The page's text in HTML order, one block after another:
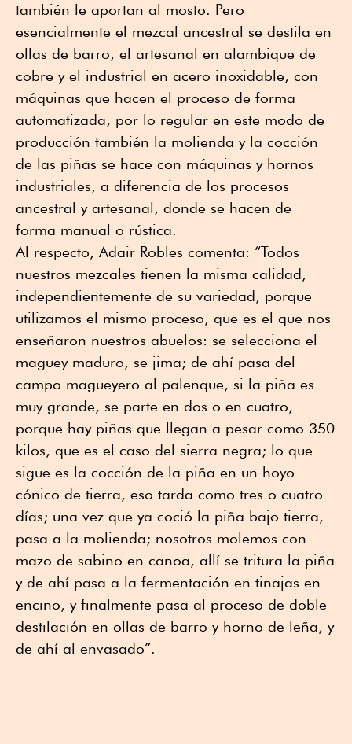
también le aportan al mosto. Pero
esencialmente el mezcal ancestral se destila en
ollas de barro, el artesanal en alambique de
cobre y el industrial en acero inoxidable, con
máquinas que hacen el proceso de forma
automatizada, por lo regular en este modo de
producción también la molienda y la cocción
de las piñas se hace con máquinas y hornos
industriales, a diferencia de los procesos
ancestral y artesanal, donde se hacen de
forma manual o rústica.
Al respecto, Adair Robles comenta: “Todos
nuestros mezcales tienen la misma calidad,
independientemente de su variedad, porque
utilizamos el mismo proceso, que es el que nos
enseñaron nuestros abuelos: se selecciona el
maguey maduro, se jima; de ahí pasa del
campo magueyero al palenque, si la piña es
muy grande, se parte en dos o en cuatro,
porque hay piñas que llegan a pesar como 350
kilos, que es el caso del sierra negra; lo que
sigue es la cocción de la piña en un hoyo
cónico de tierra, eso tarda como tres o cuatro
días; una vez que ya coció la piña bajo tierra,
pasa a la molienda; nosotros molemos con
mazo de sabino en canoa, allí se tritura la piña
y de ahí pasa a la fermentación en tinajas en
encino, y finalmente pasa al proceso de doble
destilación en ollas de barro y horno de leña, y
de ahí al envasado”.